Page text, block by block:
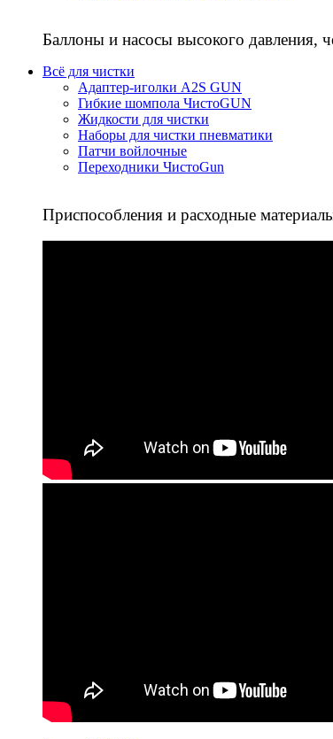
Баллоны и насосы высокого давления,
Всё для чистки
Адаптер-иголки A2S GUN
Гибкие шомпола ЧистоGUN
Жидкости для чистки
Наборы для чистки пневматики
Патчи войлочные
Переходники ЧистоGun
Приспособления и расходные